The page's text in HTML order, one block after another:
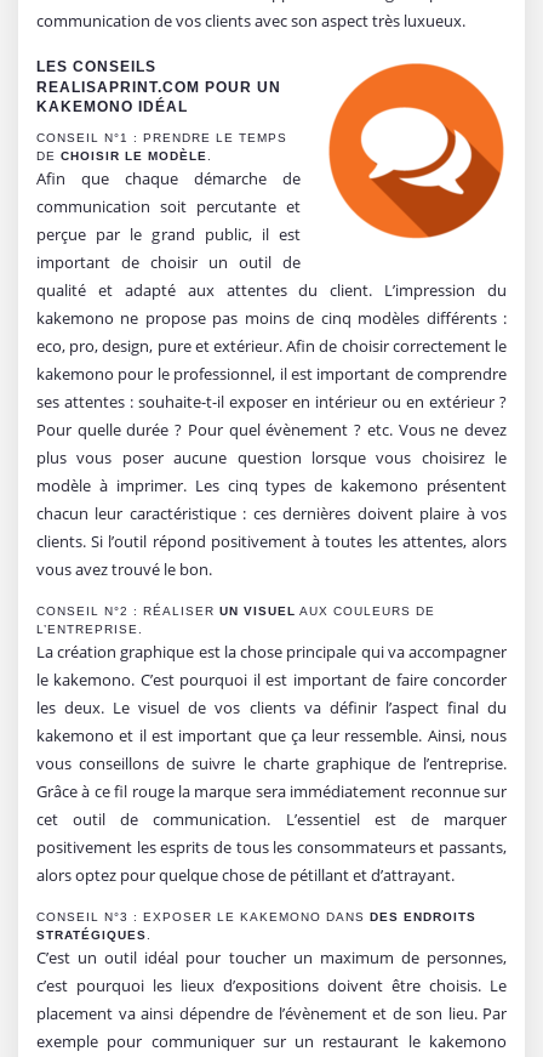
communication de vos clients avec son aspect très luxueux.
LES CONSEILS
REALISAPRINT.COM POUR UN
KAKEMONO IDÉAL
CONSEIL N°1 : PRENDRE LE TEMPS
DE CHOISIR LE MODÈLE
Afin que chaque démarche de
communication soit percutante et
perçue par le grand public, il est
important de choisir un outil de
qualité et adapté aux attentes du client. L’impression du
kakemono ne propose pas moins de cinq modèles différents :
eco, pro, design, pure et extérieur. Afin de choisir correctement le
kakemono pour le professionnel, il est important de comprendre
ses attentes : souhaite-t-il exposer en intérieur ou en extérieur ?
Pour quelle durée ? Pour quel évènement ? etc. Vous ne devez
plus vous poser aucune question lorsque vous choisirez le
modèle à imprimer. Les cinq types de kakemono présentent
chacun leur caractéristique : ces dernières doivent plaire à vos
clients. Si l’outil répond positivement à toutes les attentes, alors
vous avez trouvé le bon.
CONSEIL N°2 : RÉALISER UN VISUEL AUX COULEURS DE
L’ENTREPRISE.
La création graphique est la chose principale qui va accompagner
le kakemono. C’est pourquoi il est important de faire concorder
les deux. Le visuel de vos clients va définir l’aspect final du
kakemono et il est important que ça leur ressemble. Ainsi, nous
vous conseillons de suivre le charte graphique de l’entreprise.
Grâce à ce fil rouge la marque sera immédiatement reconnue sur
cet outil de communication. L’essentiel est de marquer
positivement les esprits de tous les consommateurs et passants,
alors optez pour quelque chose de pétillant et d’attrayant.
CONSEIL N°3 : EXPOSER LE KAKEMONO DANS DES ENDROITS
STRATÉGIQUES
C’est un outil idéal pour toucher un maximum de personnes,
c’est pourquoi les lieux d’expositions doivent être choisis. Le
placement va ainsi dépendre de l’évènement et de son lieu. Par
exemple pour communiquer sur un restaurant le kakemono